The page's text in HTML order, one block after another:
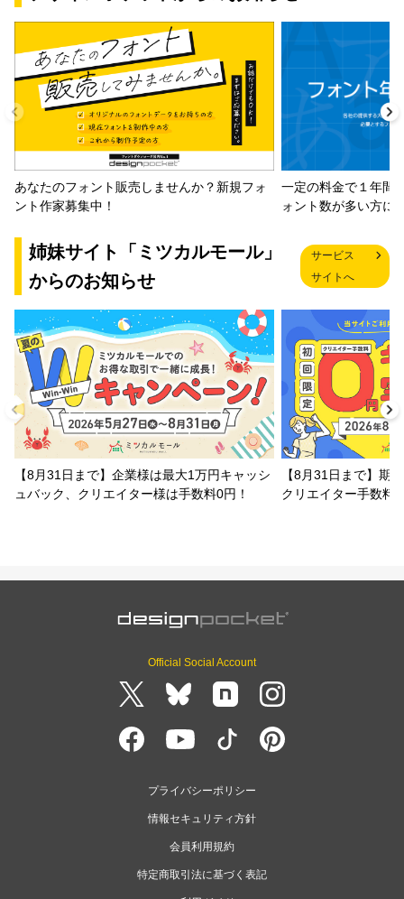
あなたのフォント販売しませんか？新規フォ
ント作家募集中！
一定の料金で１年間
ォント数が多い方に
姉妹サイト「ミツカルモール」
からのお知らせ
サービス
サイトへ
【8月31日まで】企業様は最大1万円キャッシ
ュバック、クリエイター様は手数料0円！
【8月31日まで】期
クリエイター手数料
Official Social Account
プライバシーポリシー
情報セキュリティ方針
会員利用規約
特定商取引法に基づく表記